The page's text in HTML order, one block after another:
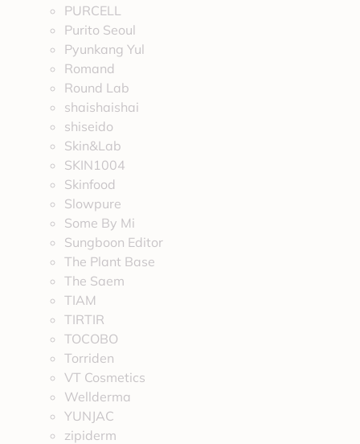
PURCELL
Purito Seoul
Pyunkang Yul
Romand
Round Lab
shaishaishai
shiseido
Skin&Lab
SKIN1004
Skinfood
Slowpure
Some By Mi
Sungboon Editor
The Plant Base
The Saem
TIAM
TIRTIR
TOCOBO
Torriden
VT Cosmetics
Wellderma
YUNJAC
zipiderm